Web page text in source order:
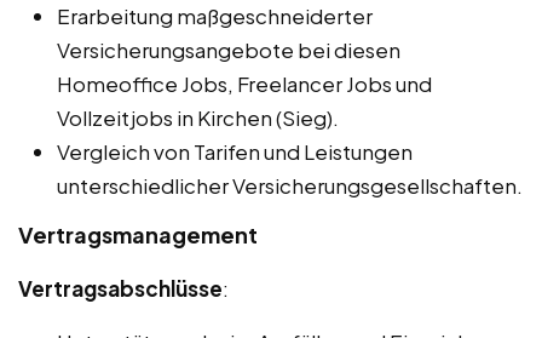
Erarbeitung maßgeschneiderter
Versicherungsangebote bei diesen
Homeoffice Jobs, Freelancer Jobs und
Vollzeitjobs in Kirchen (Sieg).
Vergleich von Tarifen und Leistungen
unterschiedlicher Versicherungsgesellschaften.
Vertragsmanagement
Vertragsabschlüsse: